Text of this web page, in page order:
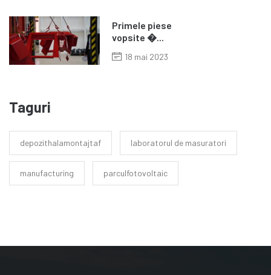
Primele piese
vopsite �...
18 mai 2023
Taguri
depozithalamontajtaf laboratorul de masuratori
manufacturing parculfotovoltaic